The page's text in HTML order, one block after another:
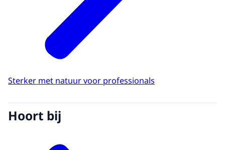
Sterker met natuur voor professionals
Hoort bij